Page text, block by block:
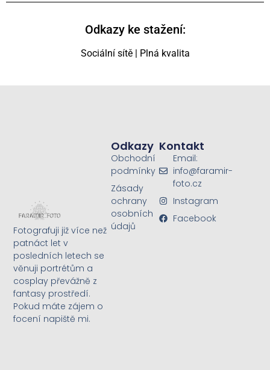
Odkazy ke stažení:
Sociální sítě| Plná kvalita
Fotografuji již více než
patnáct let v
posledních letech se
věnuji portrétům a
cosplay převážně z
fantasy prostředí.
Pokud máte zájem o
focení napiště mi.
Odkazy
Obchodní
podmínky
Zásady
ochrany
osobních
údajů
Kontakt
Email:
info@faramir-
foto.cz
Instagram
Facebook